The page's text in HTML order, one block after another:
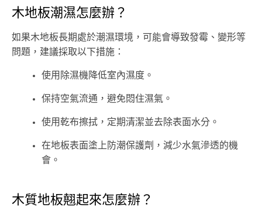
木地板潮濕怎麼辦？
如果木地板長期處於潮濕環境，可能會導致發霉、變形等
問題，建議採取以下措施：
使用除濕機降低室內濕度。
保持空氣流通，避免悶住濕氣。
使用乾布擦拭，定期清潔並去除表面水分。
在地板表面塗上防潮保護劑，減少水氣滲透的機
會。
木質地板翹起來怎麼辦？